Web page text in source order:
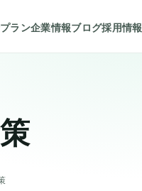
ラン企業情報ブログ採用情報